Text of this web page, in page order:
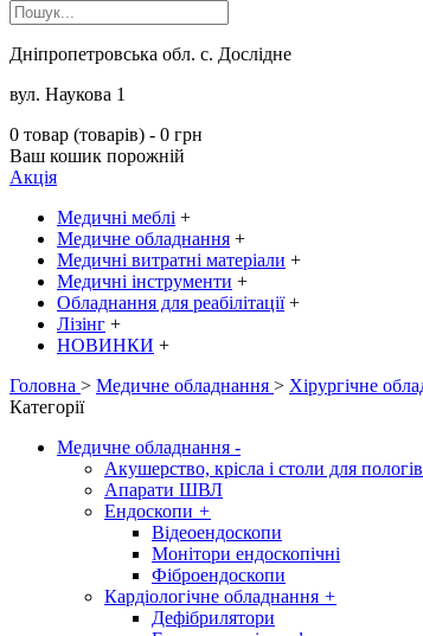
Дніпропетровська обл. с. Дослідне
вул. Наукова 1
0 товар (товарів) - 0 грн
Ваш кошик порожній
Акція
Медичні меблі +
Медичне обладнання +
Медичні витратні матеріали +
Медичні інструменти +
Обладнання для реабілітації +
Лізінг +
НОВИНКИ +
Головна > Медичне обладнання > Хірургічне
Категорії
Медичне обладнання -
Акушерство, крісла і столи для пологів
Апарати ШВЛ
Ендоскопи +
Відеоендоскопи
Монітори ендоскопічні
Фіброендоскопи
Кардіологічне обладнання +
Дефібрилятори